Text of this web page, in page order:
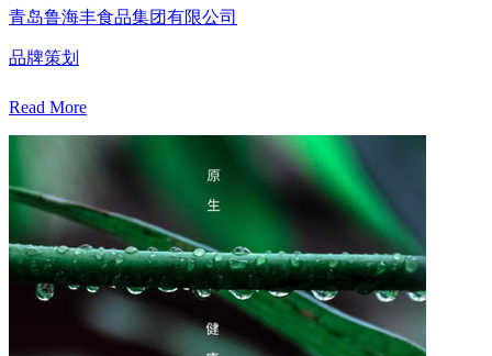
青岛鲁海丰食品集团有限公司
品牌策划
Read More